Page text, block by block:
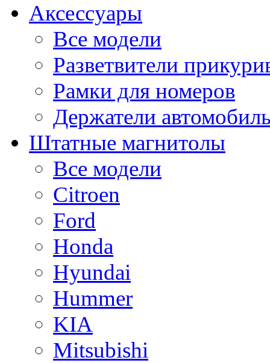
Аксессуары
Все модели
Разветвители
Рамки для номеров
Держатели
Штатные магнитолы
Все модели
Citroen
Ford
Honda
Hyundai
Hummer
KIA
Mitsubishi